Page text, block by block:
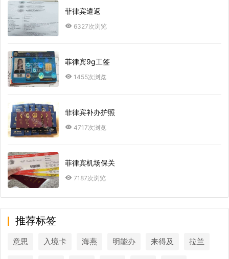
菲律宾遣返
6327次浏览
菲律宾9g工签
1455次浏览
菲律宾补办护照
4717次浏览
菲律宾机场保关
7187次浏览
推荐标签
意思 入境卡 海燕 明能办 来得及 拉兰